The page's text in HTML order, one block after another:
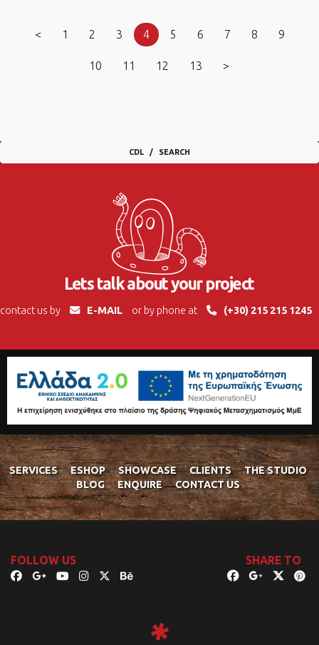
< 1 2 3 4 5 6 7 8 9
10 11 12 13 >
CDL SEARCH
Lets talk about your project
contact us by E-MAIL or by phone at (+30) 215 215 1245
SERVICES ESHOP SHOWCASE CLIENTS
THE STUDIO
BLOG
ENQUIRE CONTACT US
FOLLOW US SHARE TO